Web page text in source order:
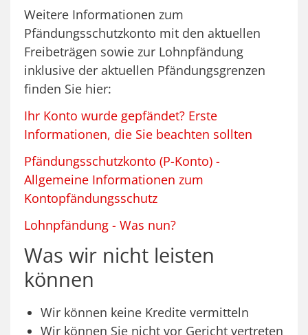
Weitere Informationen zum
Pfändungsschutzkonto mit den aktuellen
Freibeträgen sowie zur Lohnpfändung
inklusive der aktuellen Pfändungsgrenzen
finden Sie hier:
Ihr Konto wurde gepfändet? Erste
Informationen, die Sie beachten sollten
Pfändungsschutzkonto (P-Konto) -
Allgemeine Informationen zum
Kontopfändungsschutz
Lohnpfändung - Was nun?
Was wir nicht leisten
können
Wir können keine Kredite vermitteln
Wir können Sie nicht vor Gericht vertreten